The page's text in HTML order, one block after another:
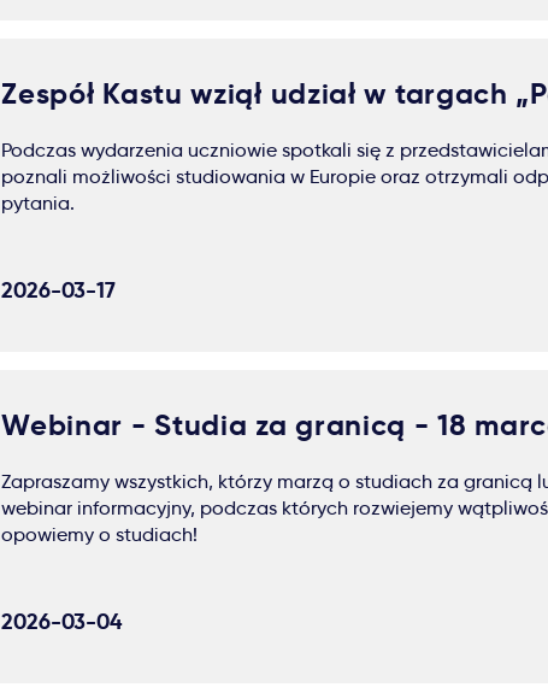
Zespół Kastu wziął udział w targach
Podczas wydarzenia uczniowie spotkali się z
poznali możliwości studiowania w Europie oraz otrzymali
pytania.
2026-03-17
Webinar - Studia za granicą - 18
Zapraszamy wszystkich, którzy marzą o studiach za granicą
webinar informacyjny, podczas których rozwiejemy
opowiemy o studiach!
2026-03-04